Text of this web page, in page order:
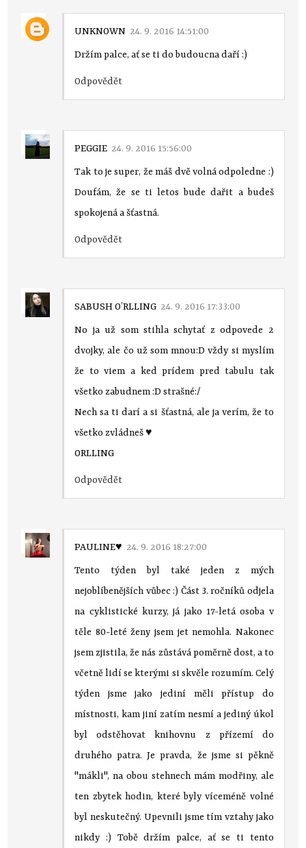
UNKNOWN 24. 9. 2016 14:51:00
Držím palce, ať se ti do budoucna daří :)
Odpovědět
PEGGIE 24. 9. 2016 15:56:00
Tak to je super, že máš dvě volná odpoledne :)
Doufám, že se ti letos bude dařit a budeš
spokojená a šťastná.
Odpovědět
SABUSH O’RLLING 24. 9. 2016 17:33:00
No ja už som stihla schytať z odpovede 2
dvojky, ale čo už som mnou:D vždy si myslím
že to viem a ked prídem pred tabulu tak
všetko zabudnem :D strašné:/
Nech sa ti darí a si šťastná, ale ja verím, že to
všetko zvládneš ♥
ORLLING
Odpovědět
PAULINE♥ 24. 9. 2016 18:27:00
Tento týden byl také jeden z mých
nejoblíbenějších vůbec :) Část 3. ročníků odjela
na cyklistické kurzy, já jako 17-letá osoba v
těle 80-leté ženy jsem jet nemohla. Nakonec
jsem zjistila, že nás zůstává poměrně dost, a to
včetně lidí se kterými si skvěle rozumím. Celý
týden jsme jako jediní měli přístup do
místnosti, kam jiní zatím nesmí a jediný úkol
byl odstěhovat knihovnu z přízemí do
druhého patra. Je pravda, že jsme si pěkně
''mákli'', na obou stehnech mám modřiny, ale
ten zbytek hodin, které byly víceméně volné
byl neskutečný. Upevnili jsme tím vztahy jako
nikdy :) Tobě držím palce, ať se ti tento